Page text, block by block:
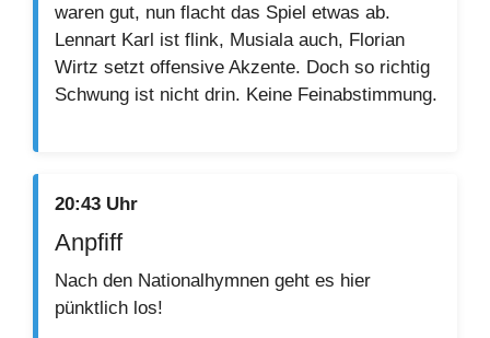
waren gut, nun flacht das Spiel etwas ab.
Lennart Karl ist flink, Musiala auch, Florian
Wirtz setzt offensive Akzente. Doch so richtig
Schwung ist nicht drin. Keine Feinabstimmung.
20:43 Uhr
Anpfiff
Nach den Nationalhymnen geht es hier
pünktlich los!